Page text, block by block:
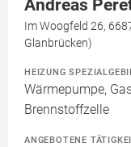
Andreas
Im Woogfeld 26,
Glanbrücken)
HEIZUNG
Wärmepumpe,
Brennstoffzelle
ANGEBOTENE